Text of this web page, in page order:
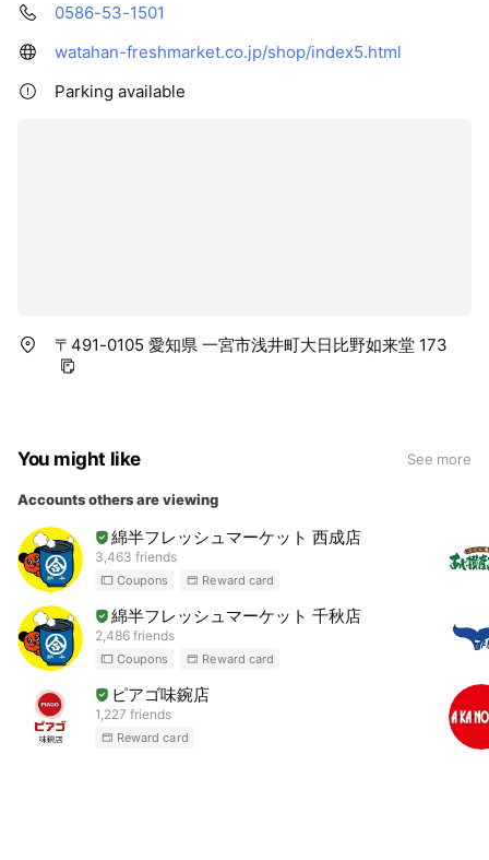
0586-53-1501
watahan-freshmarket.co.jp/shop/index5.html
Parking available
〒491-0105 愛知県 一宮市浅井町大日比野如来堂 173
You might like See more
Accounts others are viewing
綿半フレッシュマーケット 西成店
3,463 friends
Coupons Reward card
綿半フレッシュマーケット 千秋店
2,486 friends
Coupons Reward card
ピアゴ味鋺店
1,227 friends
Reward card